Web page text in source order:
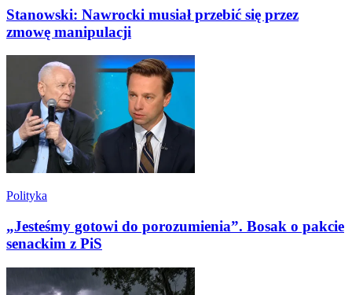
Stanowski: Nawrocki musiał przebić się przez
zmowę manipulacji
Polityka
„Jesteśmy gotowi do porozumienia”. Bosak o pakcie
senackim z PiS